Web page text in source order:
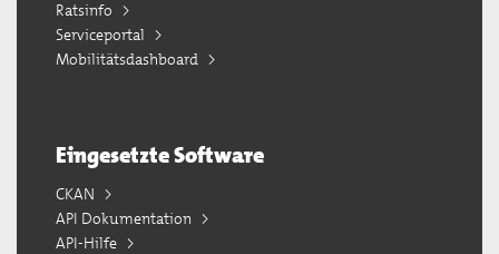
Ratsinfo
Serviceportal
Mobilitätsdashboard
Eingesetzte Software
CKAN
API Dokumentation
API-Hilfe